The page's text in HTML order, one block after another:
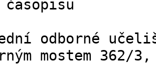
časopisu
odborné
mostem 362/